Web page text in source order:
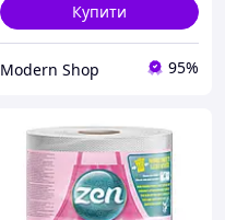
Купити
Modern Shop 95%